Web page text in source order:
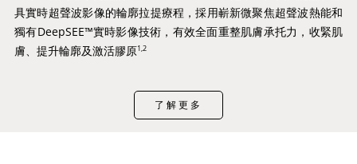
具實時超聲波影像的輪廓拉提療程，採用嶄新微聚焦超聲波熱能和
獨有DeepSEE™實時影像技術，有效全面重整肌膚承托力，收緊肌
膚、提升輪廓及激活膠原1,2
了解更多